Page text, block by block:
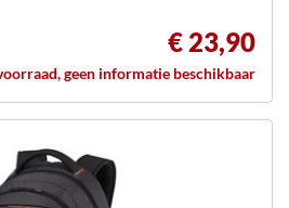
€ 23,90
geen informatie beschikbaar